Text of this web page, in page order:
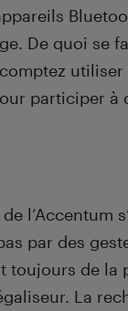
De quoi se
utiliser
participer à
l’Accentum
par des
toujours de la
La